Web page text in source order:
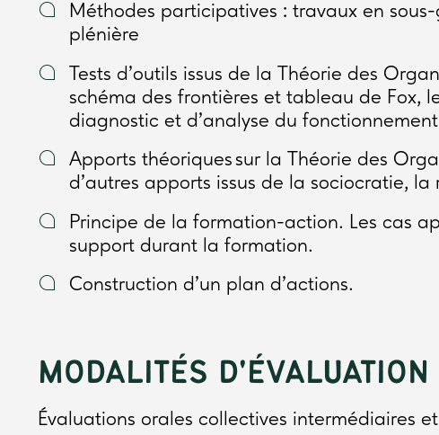
Méthodes participatives : travaux en
plénière
Tests d’outils issus de la Théorie des
schéma des frontières et tableau de Fox,
diagnostic et d’analyse du
Apports théoriques sur la Théorie des
d’autres apports issus de la sociocratie,
Principe de la formation-action. Les cas
support durant la formation.
Construction d’un plan d’actions.
MODALITÉS D'ÉVALUATION
Évaluations orales collectives intermédiaires